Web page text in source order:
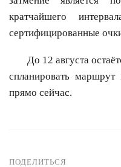
кратчайшего
сертифицированные
До 12 августа
спланировать
прямо сейчас.
ПОДЕЛИТЬСЯ